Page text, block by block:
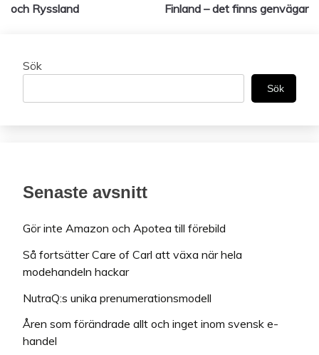
och Ryssland
Finland – det finns genvägar
Sök
Sök
Senaste avsnitt
Gör inte Amazon och Apotea till förebild
Så fortsätter Care of Carl att växa när hela
modehandeln hackar
NutraQ:s unika prenumerationsmodell
Åren som förändrade allt och inget inom svensk e-
handel